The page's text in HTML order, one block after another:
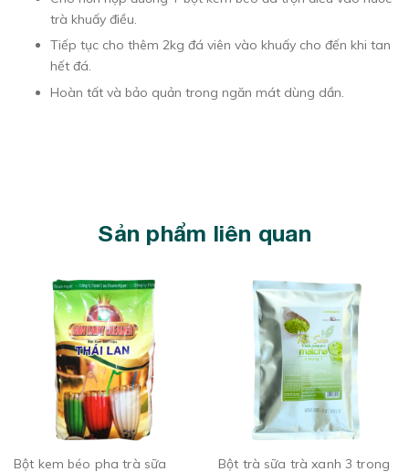
trà khuấy điều.
Tiếp tục cho thêm 2kg đá viên vào khuấy cho đến khi tan
hết đá.
Hoàn tất và bảo quản trong ngăn mát dùng dần.
Sản phẩm liên quan
Bột kem béo pha trà sữa
Bột trà sữa trà xanh 3 trong